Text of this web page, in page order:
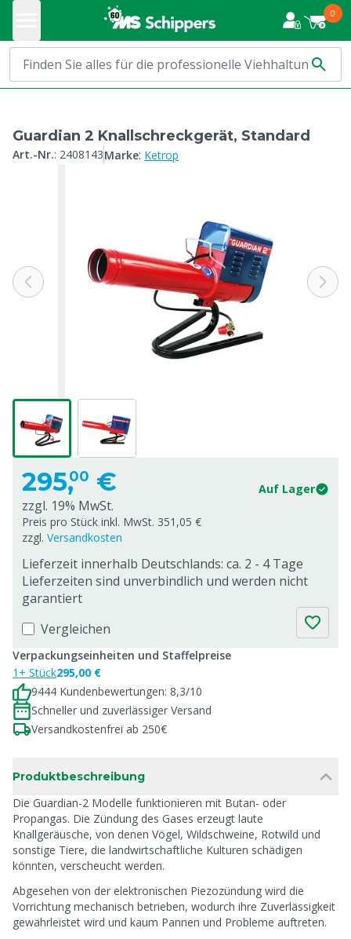
0
Guardian 2 Knallschreckgerät, Standard
Art.-Nr.: 2408143Marke: Ketrop
295,00 € Auf Lager
zzgl. 19% MwSt.
Preis pro Stück inkl. MwSt. 351,05 €
zzgl. Versandkosten
Lieferzeit innerhalb Deutschlands: ca. 2 - 4 Tage
Lieferzeiten sind unverbindlich und werden nicht
garantiert
Vergleichen
Verpackungseinheiten und Staffelpreise
1+ Stück295,00 €
9444 Kundenbewertungen: 8,3/10
Schneller und zuverlässiger Versand
Versandkostenfrei ab 250€
Produktbeschreibung
Die Guardian-2 Modelle funktionieren mit Butan- oder
Propangas. Die Zündung des Gases erzeugt laute
Knallgeräusche, von denen Vögel, Wildschweine, Rotwild und
sonstige Tiere, die landwirtschaftliche Kulturen schädigen
könnten, verscheucht werden.
Abgesehen von der elektronischen Piezozündung wird die
Vorrichtung mechanisch betrieben, wodurch ihre Zuverlässigkeit
gewährleistet wird und kaum Pannen und Probleme auftreten.